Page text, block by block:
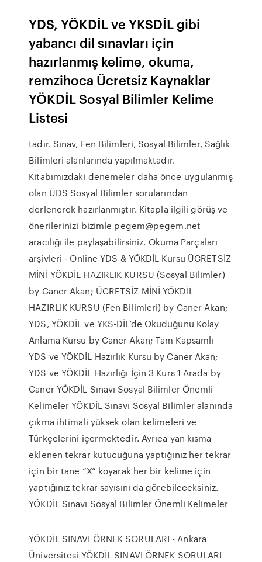
YDS, YÖKDİL ve YKSDİL gibi
yabancı dil sınavları için
hazırlanmış kelime, okuma,
remzihoca Ücretsiz Kaynaklar
YÖKDİL Sosyal Bilimler Kelime
Listesi
tadır. Sınav, Fen Bilimleri, Sosyal Bilimler, Sağlık
Bilimleri alanlarında yapılmaktadır.
Kitabımızdaki denemeler daha önce uygulanmış
olan ÜDS Sosyal Bilimler sorularından
derlenerek hazırlanmıştır. Kitapla ilgili görüş ve
önerilerinizi bizimle pegem@pegem.net
aracılığı ile paylaşabilirsiniz. Okuma Parçaları
arşivleri - Online YDS & YÖKDİL Kursu ÜCRETSİZ
MİNİ YÖKDİL HAZIRLIK KURSU (Sosyal Bilimler)
by Caner Akan; ÜCRETSİZ MİNİ YÖKDİL
HAZIRLIK KURSU (Fen Bilimleri) by Caner Akan;
YDS, YÖKDİL ve YKS-DİL’de Okuduğunu Kolay
Anlama Kursu by Caner Akan; Tam Kapsamlı
YDS ve YÖKDİL Hazırlık Kursu by Caner Akan;
YDS ve YÖKDİL Hazırlığı İçin 3 Kurs 1 Arada by
Caner YÖKDİL Sınavı Sosyal Bilimler Önemli
Kelimeler YÖKDİL Sınavı Sosyal Bilimler alanında
çıkma ihtimali yüksek olan kelimeleri ve
Türkçelerini içermektedir. Ayrıca yan kısma
eklenen tekrar kutucuğuna yaptığınız her tekrar
için bir tane “X” koyarak her bir kelime için
yaptığınız tekrar sayısını da görebileceksiniz.
YÖKDİL Sınavı Sosyal Bilimler Önemli Kelimeler
YÖKDİL SINAVI ÖRNEK SORULARI - Ankara
Üniversitesi YÖKDİL SINAVI ÖRNEK SORULARI